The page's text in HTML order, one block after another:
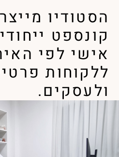
הסטודיו
קונספט
אישי לפי
ללקוחות
ולעסקים.